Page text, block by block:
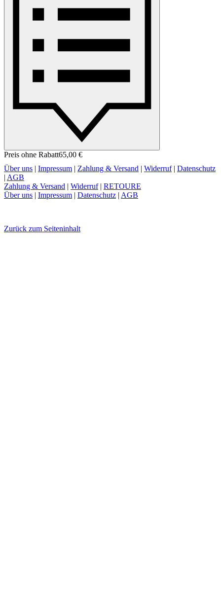
Preis ohne Rabatt65,00 €
Über uns | Impressum | Zahlung & Versand | Widerruf| Datenschutz
| AGB
Zahlung & Versand | Widerruf | RETOURE
Über uns | Impressum | Datenschutz | AGB
Zurück zum Seiteninhalt